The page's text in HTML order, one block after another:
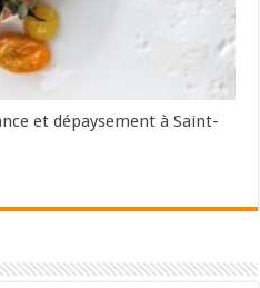
et dépaysement à Saint-